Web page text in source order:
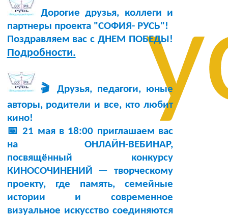
Дорогие друзья, коллеги и
партнеры проекта "СОФИЯ- РУСЬ"!
Поздравляем вас с ДНЕМ ПОБЕДЫ!
Подробности.
🎬 Друзья, педагоги, юные
авторы, родители и все, кто любит
кино!
📅 21 мая в 18:00 приглашаем вас
на ОНЛАЙН-ВЕБИНАР,
посвящённый конкурсу
КИНОСОЧИНЕНИЙ — творческому
проекту, где память, семейные
истории и современное
визуальное искусство соединяются